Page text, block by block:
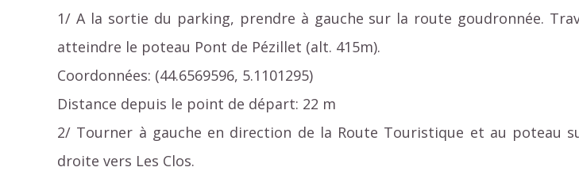
1/ A la sortie du parking, prendre à gauche sur la route goudronnée.
atteindre le poteau Pont de Pézillet (alt. 415m).
Coordonnées: (44.6569596, 5.1101295)
Distance depuis le point de départ: 22 m
2/ Tourner à gauche en direction de la Route Touristique et au poteau
droite vers Les Clos.